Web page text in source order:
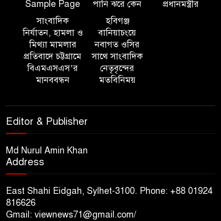
জুলাই গণঅভ্যুত্থান দিবস ২০২৬
উপলক্ষ্যে আলোচনা সভা ও দু’আ
মাহফিল
পরিবেশ রক্ষায় ব্যক্তিগত উদ্যোগ
সমাজের জন্য অনুকরণীয় মডেল-
বিভাগীয় কমিশনার
সিলেট মেট্রোপলিটন পুলিশ
শহীদদের প্রতি গভীর শ্রদ্ধা নিবেদন করেন
মামলায় এক বছরের সাজা
‘সমন্বিত উদ্যোগেই গড়ে উঠবে
Sample Page
পানি ঝরে কেন
প্রধানমন্ত্রীর
সাংবাদিক
নির্যাতন, হামলা ও
মিথ্যা মামলার
প্রতিবাদে চট্টগ্রামে
বিএমএসএস’র
মানববন্ধন
হবিগঞ্জ
বানিয়াচংয়ে
নবাগত ওসির
সাথে সাংবাদিক
নেতৃবৃন্দের
মতবিনিময়
Editor & Publisher
Md Nurul Amin Khan
Address
East Shahi Eidgah, Sylhet-3100. Phone: +88 01924
816626
Gmail: viewnews71@gmail.com/